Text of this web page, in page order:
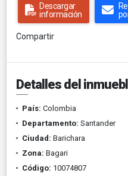
Descargar
información
Compartir
Detalles del
País: Colombia
Departamento: Santander
Ciudad: Barichara
Zona: Bagari
Código: 10074807